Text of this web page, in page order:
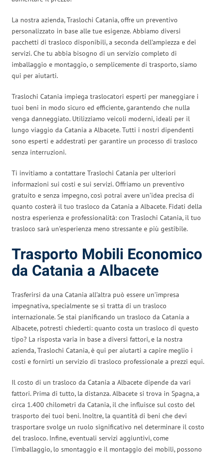
La nostra azienda, Traslochi Catania, offre un preventivo
personalizzato in base alle tue esigenze. Abbiamo diversi
pacchetti di trasloco disponibili, a seconda dell’ampiezza e dei
servizi. Che tu abbia bisogno di un servizio completo di
imballaggio e montaggio, o semplicemente di trasporto, siamo
qui per aiutarti.
Traslochi Catania impiega traslocatori esperti per maneggiare i
tuoi beni in modo sicuro ed efficiente, garantendo che nulla
venga danneggiato. Utilizziamo veicoli moderni, ideali per il
lungo viaggio da Catania a Albacete. Tutti i nostri dipendenti
sono esperti e addestrati per garantire un processo di trasloco
senza interruzioni.
Ti invitiamo a contattare Traslochi Catania per ulteriori
informazioni sui costi e sui servizi. Offriamo un preventivo
gratuito e senza impegno, così potrai avere un’idea precisa di
quanto costerà il tuo trasloco da Catania a Albacete. Fidati della
nostra esperienza e professionalità: con Traslochi Catania, il tuo
trasloco sarà un’esperienza meno stressante e più gestibile.
Trasporto Mobili Economico
da Catania a Albacete
Trasferirsi da una Catania all’altra può essere un’impresa
impegnativa, specialmente se si tratta di un trasloco
internazionale. Se stai pianificando un trasloco da Catania a
Albacete, potresti chiederti: quanto costa un trasloco di questo
tipo? La risposta varia in base a diversi fattori, e la nostra
azienda, Traslochi Catania, è qui per aiutarti a capire meglio i
costi e fornirti un servizio di trasloco professionale a prezzi equi.
Il costo di un trasloco da Catania a Albacete dipende da vari
fattori. Prima di tutto, la distanza. Albacete si trova in Spagna, a
circa 1.400 chilometri da Catania, il che influisce sul costo del
trasporto dei tuoi beni. Inoltre, la quantità di beni che devi
trasportare svolge un ruolo significativo nel determinare il costo
del trasloco. Infine, eventuali servizi aggiuntivi, come
l’imballaggio, lo smontaggio e il montaggio dei mobili, possono